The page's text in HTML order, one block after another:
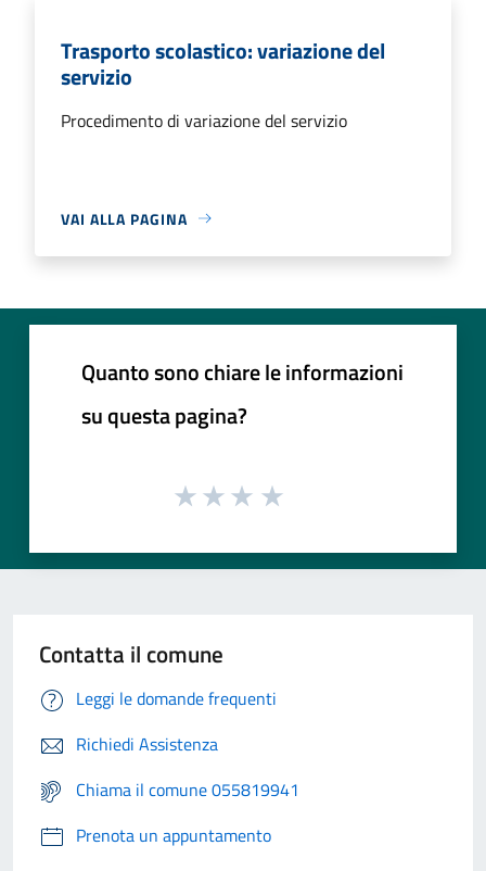
Trasporto scolastico: variazione del
servizio
Procedimento di variazione del servizio
VAI ALLA PAGINA
Quanto sono chiare le informazioni
su questa pagina?
Contatta il comune
Leggi le domande frequenti
Richiedi Assistenza
Chiama il comune 055819941
Prenota un appuntamento